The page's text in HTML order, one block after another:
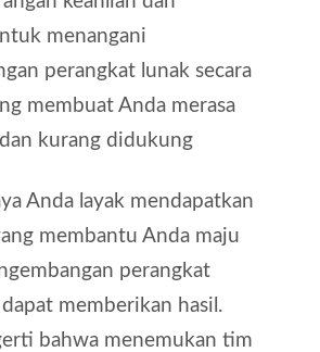
menangani
perangkat lunak secara
membuat Anda merasa
kurang didukung
Anda layak mendapatkan
membantu Anda maju
perangkat
dapat memberikan hasil.
bahwa menemukan tim